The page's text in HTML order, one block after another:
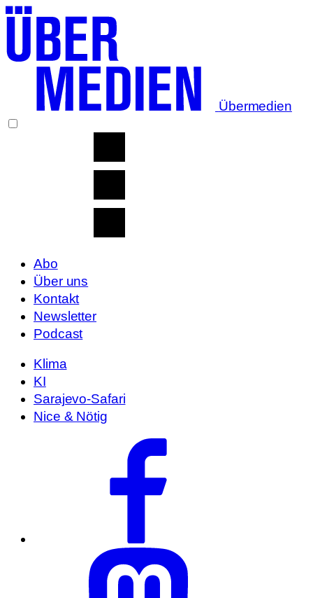
Übermedien
Abo
Über uns
Kontakt
Newsletter
Podcast
Klima
KI
Sarajevo-Safari
Nice & Nötig